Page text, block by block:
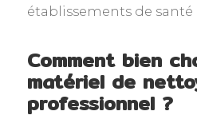
établissements de santé
Comment bien
matériel de
professionnel ?